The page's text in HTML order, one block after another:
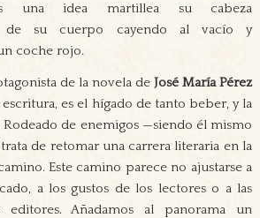
una idea martillea su cabeza
de su cuerpo cayendo al vacío y
coche rojo.
de la novela deJosé María Pérez
escritura, es el hígado de tanto beber, y la
Rodeado de enemigos —siendo él mismo
de retomar una carrera literaria en la
Este camino parece no ajustarse a
a los gustos de los lectores o a las
Añadamos al panorama un